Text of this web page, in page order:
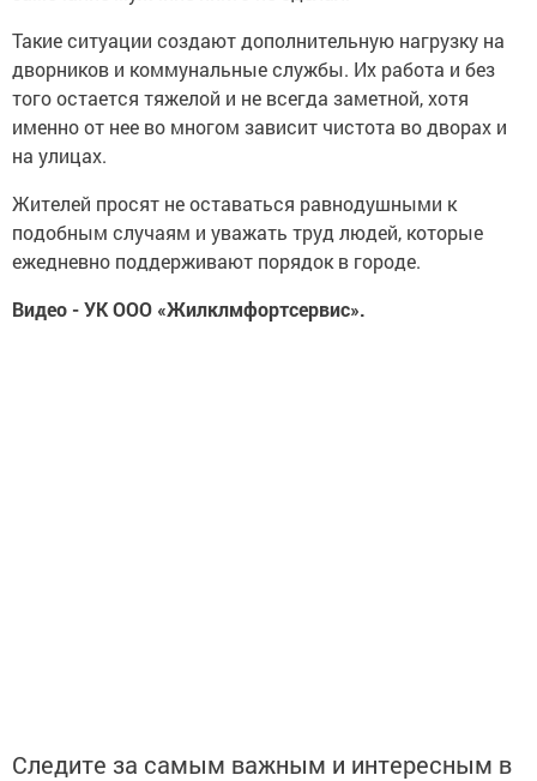
Такие ситуации создают дополнительную нагрузку на
дворников и коммунальные службы. Их работа и без
того остается тяжелой и не всегда заметной, хотя
именно от нее во многом зависит чистота во дворах и
на улицах.
Жителей просят не оставаться равнодушными к
подобным случаям и уважать труд людей, которые
ежедневно поддерживают порядок в городе.
Видео - УК ООО «Жилклмфортсервис».
Следите за самым важным и интересным в